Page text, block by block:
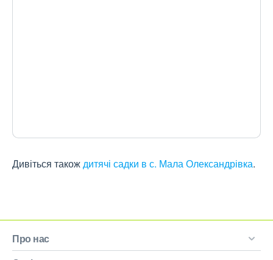
Дивіться такождитячі садки в с. Мала Олександрівка.
Про нас